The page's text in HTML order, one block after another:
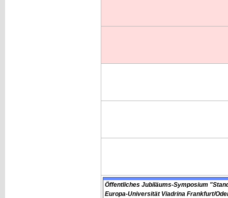
Öffentliches Jubiläums-Symposium
Europa-Universität Viadrina Frankfurt/